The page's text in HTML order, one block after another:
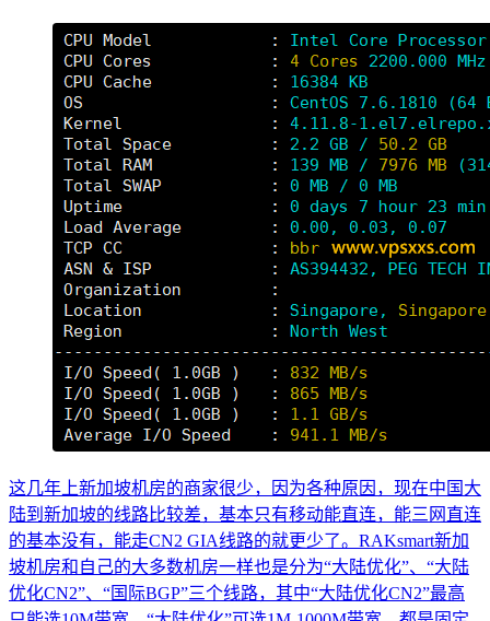
这几年上新加坡机房的商家很少，因为各种原因，现在中国大
陆到新加坡的线路比较差，基本只有移动能直连，能三网直连
的基本没有，能走CN2 GIA线路的就更少了。RAKsmart新加
坡机房和自己的大多数机房一样也是分为“大陆优化”、“大陆
优化CN2”、“国际BGP”三个线路，其中“大陆优化CN2”最高